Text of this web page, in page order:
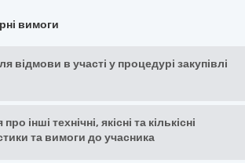
вимоги
відмови в участі у процедурі закупівлі
інші технічні, якісні та кількісні
та вимоги до учасника